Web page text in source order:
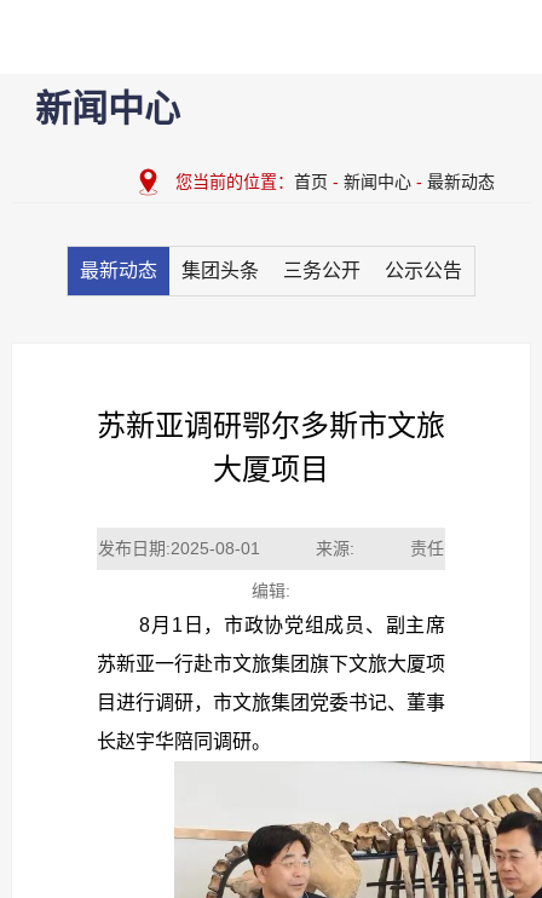
新闻中心
您当前的位置：首页 -新闻中心 -最新动态
最新动态 集团头条 三务公开 公示公告
苏新亚调研鄂尔多斯市文旅
大厦项目
发布日期:2025-08-01 来源: 责任
编辑:
8月1日，市政协党组成员、副主席
苏新亚一行赴市文旅集团旗下文旅大厦项
目进行调研，市文旅集团党委书记、董事
长赵宇华陪同调研。